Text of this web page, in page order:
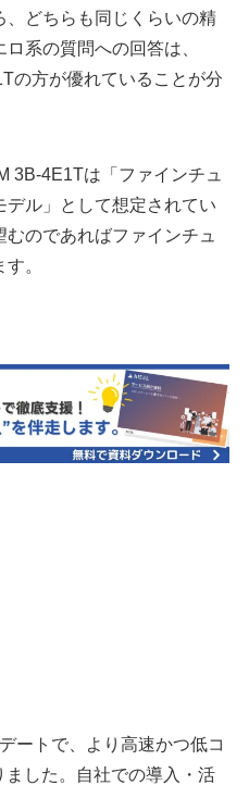
、どちらも同じくらいの精
系の質問への回答は、
の方が優れていることが分
3B-4E1Tは「ファインチュ
ル」として想定されてい
のであればファインチュ
。
ートで、より高速かつ低コ
した。自社での導入・活